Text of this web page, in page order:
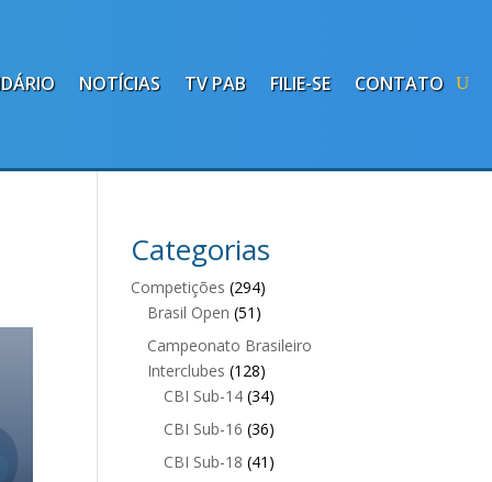
NOTÍCIAS TV PAB FILIE-SE CONTATO
Categorias
Competições (294)
Brasil Open (51)
Campeonato Brasileiro
Interclubes (128)
CBI Sub-14 (34)
CBI Sub-16 (36)
CBI Sub-18 (41)